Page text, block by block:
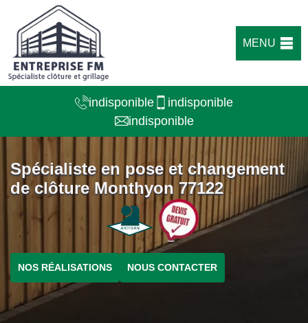
MENU
indisponible
indisponible
indisponible
Spécialiste en pose et changement
de clôture Monthyon 77122
NOS RÉALISATIONS NOUS CONTACTER